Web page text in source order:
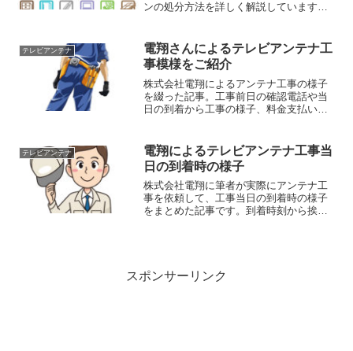
ンの処分方法を詳しく解説していますの
ます。ただし、各地方自治体によってル
ールが異なる場合もあります。
テレビアンテナ
電翔さんによるテレビアンテナ工
事模様をご紹介
株式会社電翔によるアンテナ工事の様子
を綴った記事。工事前日の確認電話や当
日の到着から工事の様子、料金支払いま
で、同様の工事案件であれば、おおよそ
の工事費目安にもなります。
テレビアンテナ
電翔によるテレビアンテナ工事当
日の到着時の様子
株式会社電翔に筆者が実際にアンテナ工
事を依頼して、工事当日の到着時の様子
をまとめた記事です。到着時刻から挨拶
スポンサーリンク